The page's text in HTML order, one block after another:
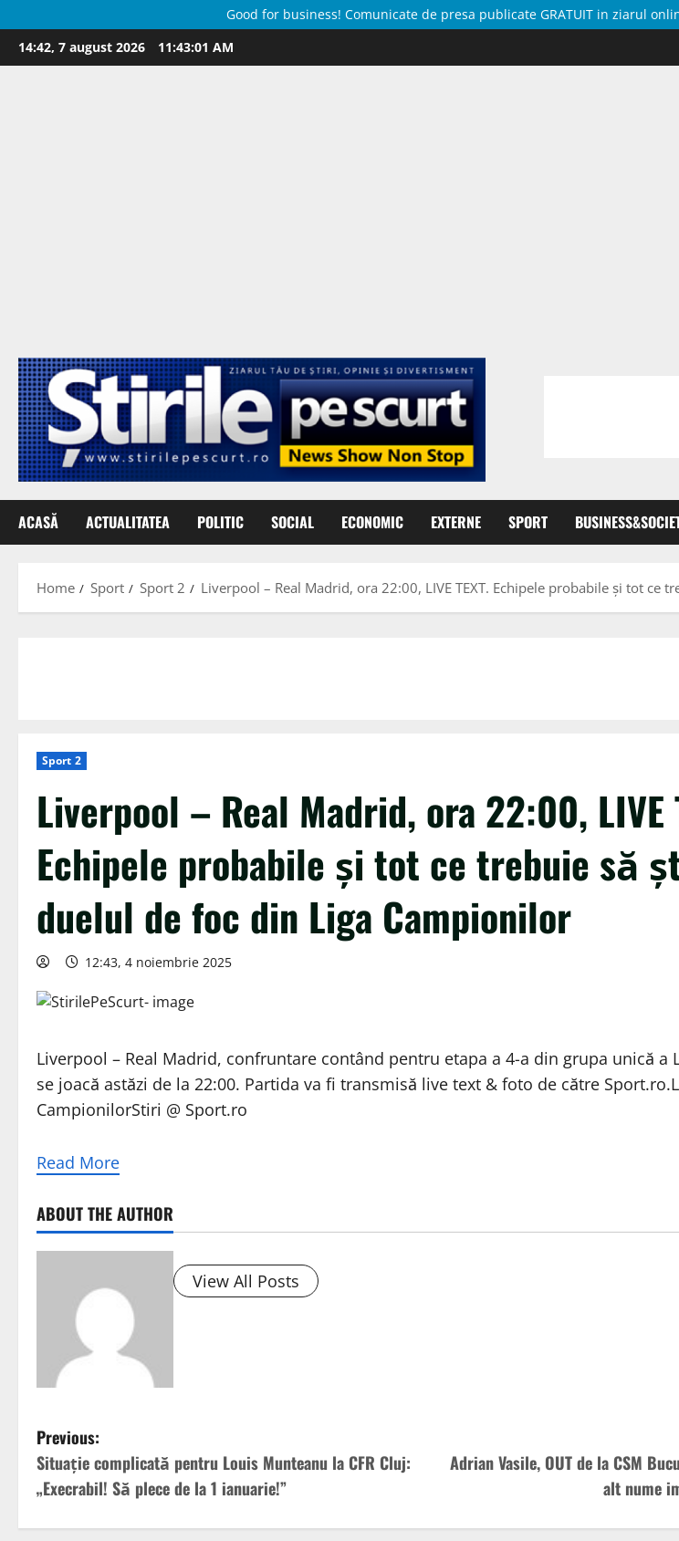
Good for business! Comunicate de presa publicate GRATUIT in ziarul
Skip
to
14:42, 7 august 2026 11:43:02 AM
ACASĂ ACTUALITATEA POLITIC SOCIAL ECONOMIC EXTERNE SPORT
Home Sport Sport 2 Liverpool – Real Madrid, ora 22:00, LIVE TEXT. Echipele probabile și tot ce
Sport 2
Liverpool – Real Madrid, ora 22:00, LIVE
Echipele probabile și tot ce trebuie să
duelul de foc din Liga Campionilor
12:43, 4 noiembrie 2025
Liverpool – Real Madrid, confruntare contând pentru etapa a 4-a din grupa unică a
se joacă astăzi de la 22:00. Partida va fi transmisă live text & foto de către
CampionilorStiri @ Sport.ro
Read More
ABOUT THE AUTHOR
View All Posts
P
o
s
Previous:
Situație complicată pentru Louis Munteanu la CFR Cluj:
„Execrabil! Să plece de la 1 ianuarie!”
Adrian Vasile, OUT de la CSM
alt nume